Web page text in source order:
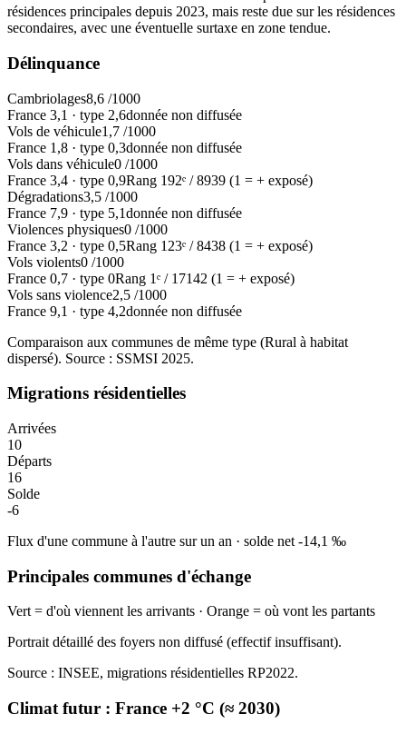
résidences principales depuis 2023, mais reste due sur les résidences
secondaires, avec une éventuelle surtaxe en zone tendue.
Délinquance
Cambriolages8,6 /1000
France 3,1 · type 2,6donnée non diffusée
Vols de véhicule1,7 /1000
France 1,8 · type 0,3donnée non diffusée
Vols dans véhicule0 /1000
France 3,4 · type 0,9Rang 192ᵉ /8939 (1 = + exposé)
Dégradations3,5 /1000
France 7,9 · type 5,1donnée non diffusée
Violences physiques0 /1000
France 3,2 · type 0,5Rang 123ᵉ /8438 (1 = + exposé)
Vols violents0 /1000
France 0,7 · type 0Rang 1ᵉ / 17142 (1 = + exposé)
Vols sans violence2,5 /1000
France 9,1 · type 4,2donnée non diffusée
Comparaison aux communes de même type (Rural à habitat
dispersé). Source : SSMSI 2025.
Migrations résidentielles
Arrivées
10
Départs
16
Solde
-6
Flux d'une commune à l'autre sur un an · solde net -14,1 ‰
Principales communes d'échange
Vert = d'où viennent les arrivants · Orange = où vont les partants
Portrait détaillé des foyers non diffusé (effectif insuffisant).
Source : INSEE, migrations résidentielles RP2022.
Climat futur : France +2 °C (≈ 2030)